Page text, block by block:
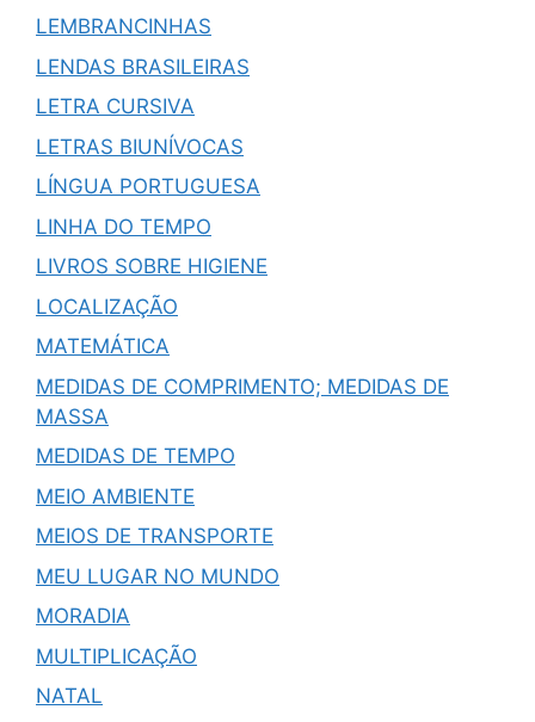
LEMBRANCINHAS
LENDAS BRASILEIRAS
LETRA CURSIVA
LETRAS BIUNÍVOCAS
LÍNGUA PORTUGUESA
LINHA DO TEMPO
LIVROS SOBRE HIGIENE
LOCALIZAÇÃO
MATEMÁTICA
MEDIDAS DE COMPRIMENTO; MEDIDAS DE
MASSA
MEDIDAS DE TEMPO
MEIO AMBIENTE
MEIOS DE TRANSPORTE
MEU LUGAR NO MUNDO
MORADIA
MULTIPLICAÇÃO
NATAL